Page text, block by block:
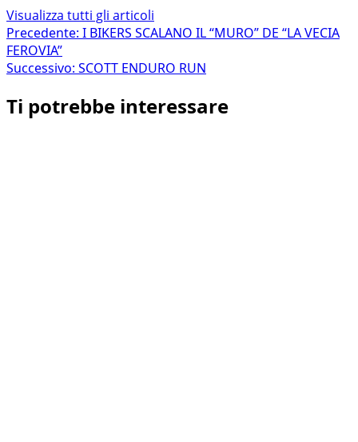
Visualizza tutti gli articoli
Navigazione
articolo
Precedente: I BIKERS SCALANO IL “MURO” DE “LA VECIA
FEROVIA”
Successivo: SCOTT ENDURO RUN
Ti potrebbe interessare